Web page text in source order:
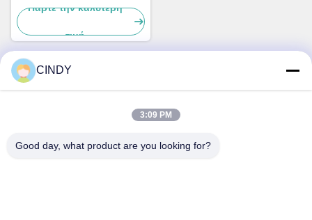
Smith Δυναμική εκπαίδευση
Πάρτε την καλύτερη
τιμή
Κτίριο 10, Shuntai Plaza, Shunhua North Road, πόλη Jinan,
CINDY
3:09 PM
Good day, what product are you looking for?